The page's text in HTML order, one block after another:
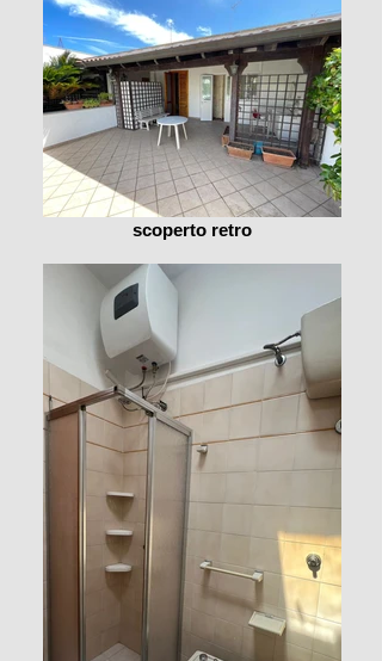
scoperto retro